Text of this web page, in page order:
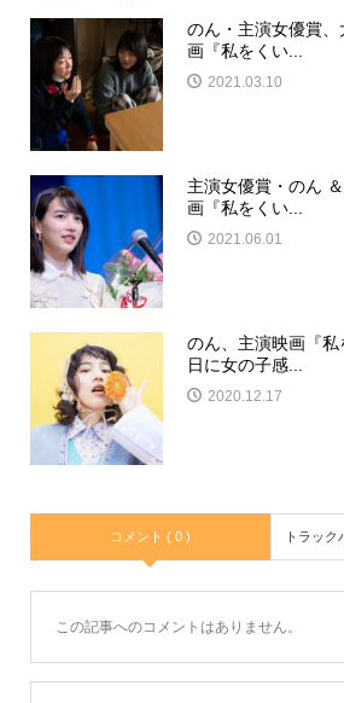
のん・主演女優賞
画『私をくい...
2021.03.10
主演女優賞・のん
画『私をくい...
2021.06.01
のん、主演映画『
日に女の子感...
2020.12.17
コメント ( 0 ) トラック
この記事へのコメントはありません。